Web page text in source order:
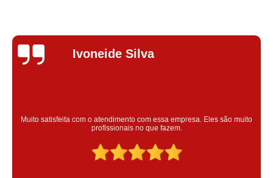
Silvana Alves
Super satisfeita com o serviço prestado, atendimento muito bom!
colaoradores educado e transparente, destaque para o colaborador
Claudinei excelente profissional!